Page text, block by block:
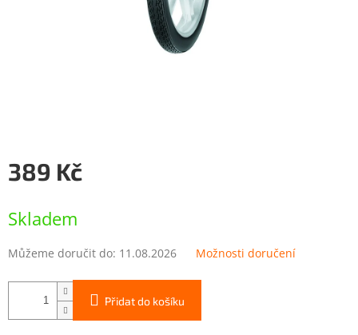
389 Kč
cena:
Skladem
Můžeme doručit do: 11.08.2026 Možnosti doručení
Přidat do košíku